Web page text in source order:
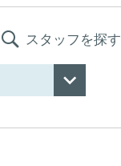
スタッフを探す